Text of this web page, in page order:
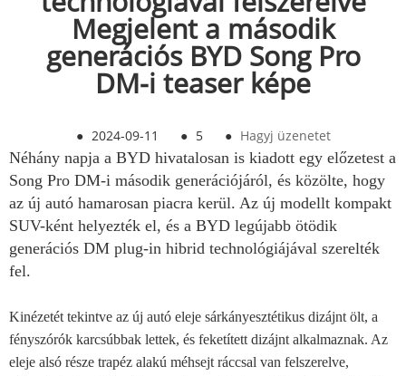
Megjelent a második
generációs BYD Song Pro
DM-i teaser képe
● 2024-09-11 ● 5 ● Hagyj üzenetet
Néhány napja a BYD hivatalosan is kiadott egy előzetest a
Song Pro DM-i második generációjáról, és közölte, hogy
az új autó hamarosan piacra kerül. Az új modellt kompakt
SUV-ként helyezték el, és a BYD legújabb ötödik
generációs DM plug-in hibrid technológiájával szerelték
fel.
Kinézetét tekintve az új autó eleje sárkányesztétikus dizájnt ölt, a
fényszórók karcsúbbak lettek, és feketített dizájnt alkalmaznak. Az
eleje alsó része trapéz alakú méhsejt ráccsal van felszerelve,